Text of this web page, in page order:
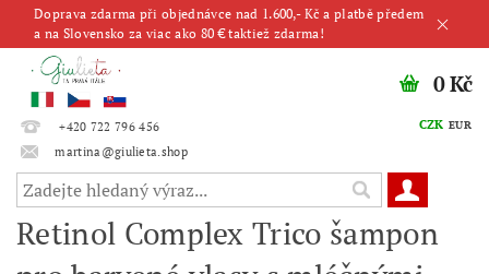
Doprava zdarma při objednávce nad 1.600,- Kč a platbě předem
a na Slovensko za viac ako 80 € taktiež zdarma!
+420 722 796 456
martina@giulieta.shop
CZK EUR
0 Kč
Retinol Complex Trico šampon